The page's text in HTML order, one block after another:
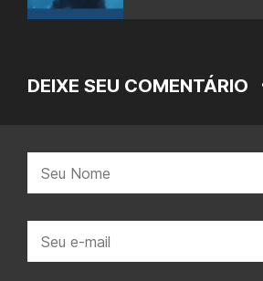
DEIXE SEU COMENTÁRIO
mail: